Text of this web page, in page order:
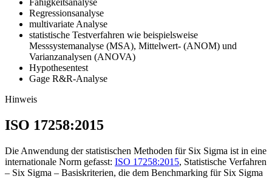
Fähigkeitsanalyse
Regressionsanalyse
multivariate Analyse
statistische Testverfahren wie beispielsweise
Messsystemanalyse (MSA), Mittelwert- (ANOM) und
Varianzanalysen (ANOVA)
Hypothesentest
Gage R&R-Analyse
Hinweis
ISO 17258:2015
Die Anwendung der statistischen Methoden für Six Sigma ist in eine
internationale Norm gefasst: ISO 17258:2015, Statistische Verfahren
– Six Sigma – Basiskriterien, die dem Benchmarking für Six Sigma